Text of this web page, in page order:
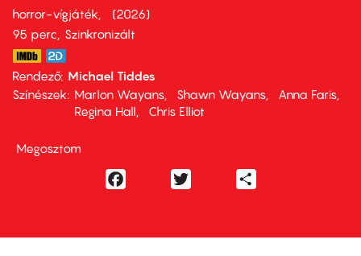
horror-vígjáték
2026
95 perc,
Szinkronizált
Rendező Michael Tiddes
Színészek
Marlon Wayans Shawn Wayans
Anna Faris
Regina Hall
Chris Elliot
Megosztom
Facebook